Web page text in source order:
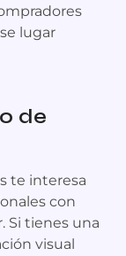
lugar
de
te interesa
con
Si tienes una
visual